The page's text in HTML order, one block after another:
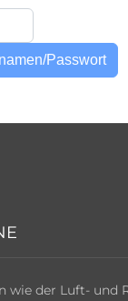
wie der Luft- und